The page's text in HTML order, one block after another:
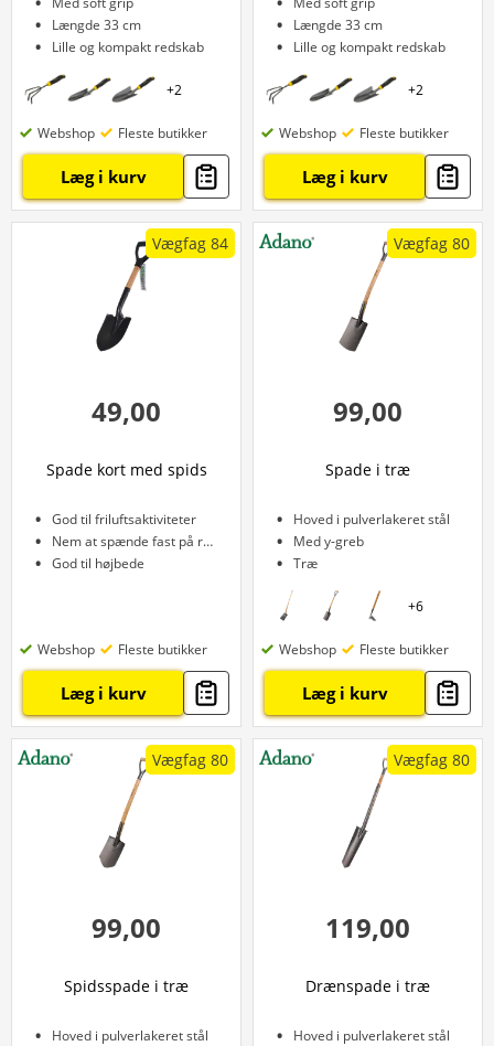
Længde 33 cm
Lille og kompakt redskab
+2
Webshop Fleste butikker
Læg i kurv
Længde 33 cm
Lille og kompakt redskab
+2
Webshop Fleste butikker
Læg i kurv
Vægfag 84
49,00
Spade kort med spids
God til friluftsaktiviteter
Nem at spænde fast på rygsæk
God til højbede
Webshop Fleste butikker
Læg i kurv
Vægfag 80
99,00
Spade i træ
Hoved i pulverlakeret stål
Med y-greb
Træ
+6
Webshop Fleste butikker
Læg i kurv
Vægfag 80
99,00
Spidsspade i træ
Hoved i pulverlakeret stål
Vægfag 80
119,00
Drænspade i træ
Hoved i pulverlakeret stål